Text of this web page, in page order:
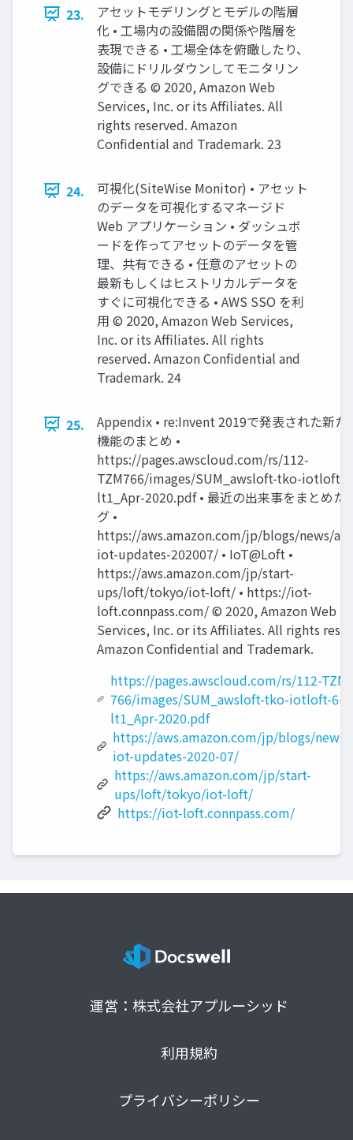
23.
アセットモデリングとモデルの階層
化 • 工場内の設備間の関係や階層を
表現できる • 工場全体を俯瞰したり、
設備にドリルダウンしてモニタリン
グできる © 2020, Amazon Web
Services, Inc. or its Affiliates. All
rights reserved. Amazon
Confidential and Trademark. 23
24.
可視化(SiteWise Monitor) • アセット
のデータを可視化するマネージド
Web アプリケーション • ダッシュボ
ードを作ってアセットのデータを管
理、共有できる • 任意のアセットの
最新もしくはヒストリカルデータを
すぐに可視化できる • AWS SSO を利
用 © 2020, Amazon Web Services,
Inc. or its Affiliates. All rights
reserved. Amazon Confidential and
Trademark. 24
25.
Appendix • re:Invent 2019で発表された新た
機能のまとめ •
https://pages.awscloud.com/rs/112-
TZM766/images/SUM_awsloft-tko-iotloft-
lt1_Apr-2020.pdf • 最近の出来事をまとめた
グ •
https://aws.amazon.com/jp/blogs/news/
iot-updates-202007/ • IoT@Loft •
https://aws.amazon.com/jp/start-
ups/loft/tokyo/iot-loft/ • https://iot-
loft.connpass.com/ © 2020, Amazon Web
Services, Inc. or its Affiliates. All rights
Amazon Confidential and Trademark.
https://pages.awscloud.com/rs/112-TZM-
766/images/SUM_awsloft-tko-iotloft-6-
lt1_Apr-2020.pdf
https://aws.amazon.com/jp/blogs/news/
iot-updates-2020-07/
https://aws.amazon.com/jp/start-
ups/loft/tokyo/iot-loft/
https://iot-loft.connpass.com/
運営：株式会社アプルーシッド
利用規約
プライバシーポリシー